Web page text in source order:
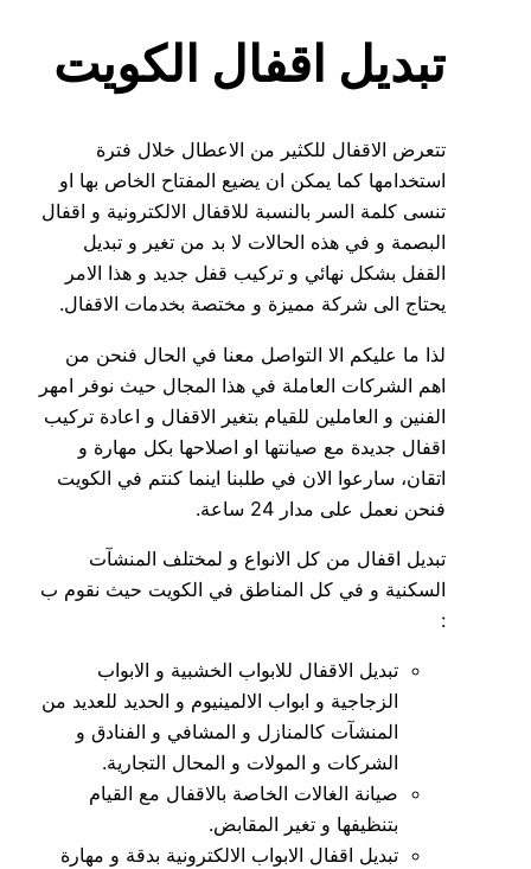
تبديل اقفال الكويت
تتعرض الاقفال للكثير من الاعطال خلال فترة
استخدامها كما يمكن ان يضيع المفتاح الخاص بها او
تنسى كلمة السر بالنسبة للاقفال الالكترونية و اقفال
البصمة و في هذه الحالات لا بد من تغير و تبديل
القفل بشكل نهائي و تركيب قفل جديد و هذا الامر
يحتاج الى شركة مميزة و مختصة بخدمات الاقفال.
لذا ما عليكم الا التواصل معنا في الحال فنحن من
اهم الشركات العاملة في هذا المجال حيث نوفر امهر
الفنين و العاملين للقيام بتغير الاقفال و اعادة تركيب
اقفال جديدة مع صيانتها او اصلاحها بكل مهارة و
اتقان، سارعوا الان في طلبنا اينما كنتم في الكويت
فنحن نعمل على مدار 24 ساعة.
تبديل اقفال من كل الانواع و لمختلف المنشآت
السكنية و في كل المناطق في الكويت حيث نقوم ب
:
تبديل الاقفال للابواب الخشبية و الابواب
الزجاجية و ابواب الالمينيوم و الحديد للعديد من
المنشآت كالمنازل و المشافي و الفنادق و
الشركات و المولات و المحال التجارية.
صيانة الغالات الخاصة بالاقفال مع القيام
بتنظيفها و تغير المقابض.
تبديل اقفال الابواب الالكترونية بدقة و مهارة